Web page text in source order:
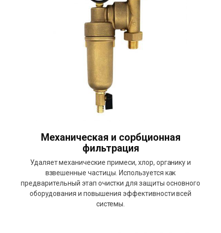
Механическая и сорбционная
фильтрация
Удаляет механические примеси, хлор, органику и
взвешенные частицы. Используется как
предварительный этап очистки для защиты основного
оборудования и повышения эффективности всей
системы.